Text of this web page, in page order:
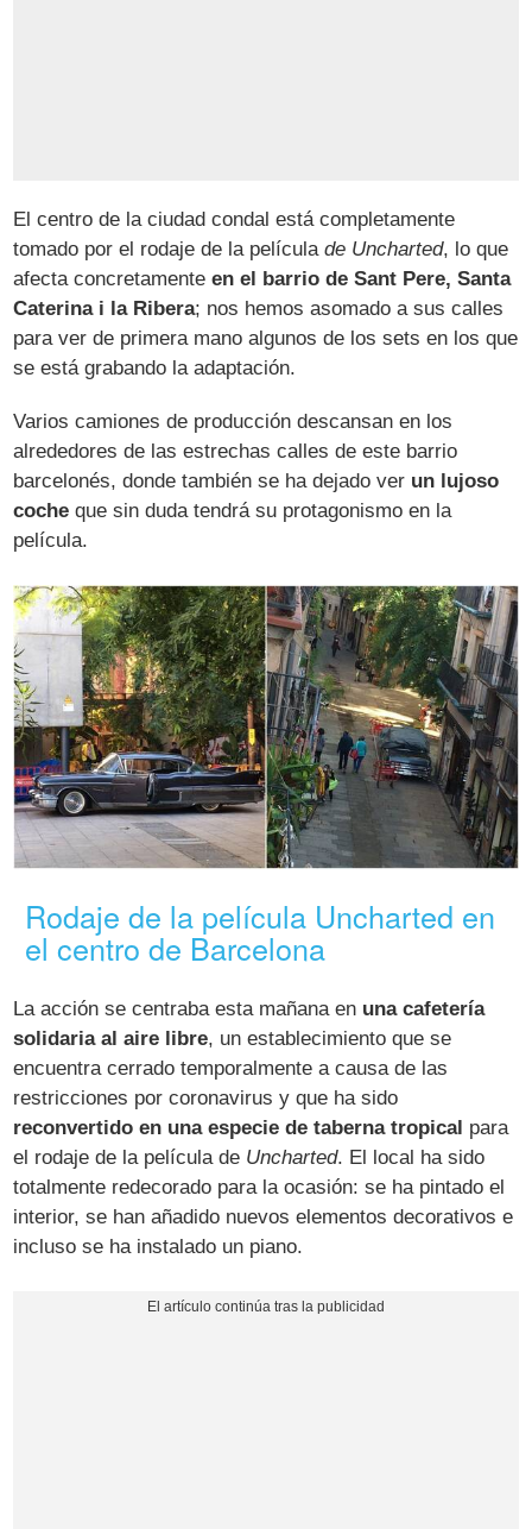
El centro de la ciudad condal está completamente
tomado por el rodaje de la películade Uncharted, lo que
afecta concretamenteen el barrio de Sant Pere, Santa
Caterina i la Ribera; nos hemos asomado a sus calles
para ver de primera mano algunos de los sets en los que
se está grabando la adaptación.
Varios camiones de producción descansan en los
alrededores de las estrechas calles de este barrio
barcelonés, donde también se ha dejado ver un lujoso
coche que sin duda tendrá su protagonismo en la
película.
Rodaje de la película Uncharted en
el centro de Barcelona
La acción se centraba esta mañana en una cafetería
solidaria al aire libre, un establecimiento que se
encuentra cerrado temporalmente a causa de las
restricciones por coronavirus y que ha sido
reconvertido en una especie de taberna tropical para
el rodaje de la película de Uncharted. El local ha sido
totalmente redecorado para la ocasión: se ha pintado el
interior, se han añadido nuevos elementos decorativos e
incluso se ha instalado un piano.